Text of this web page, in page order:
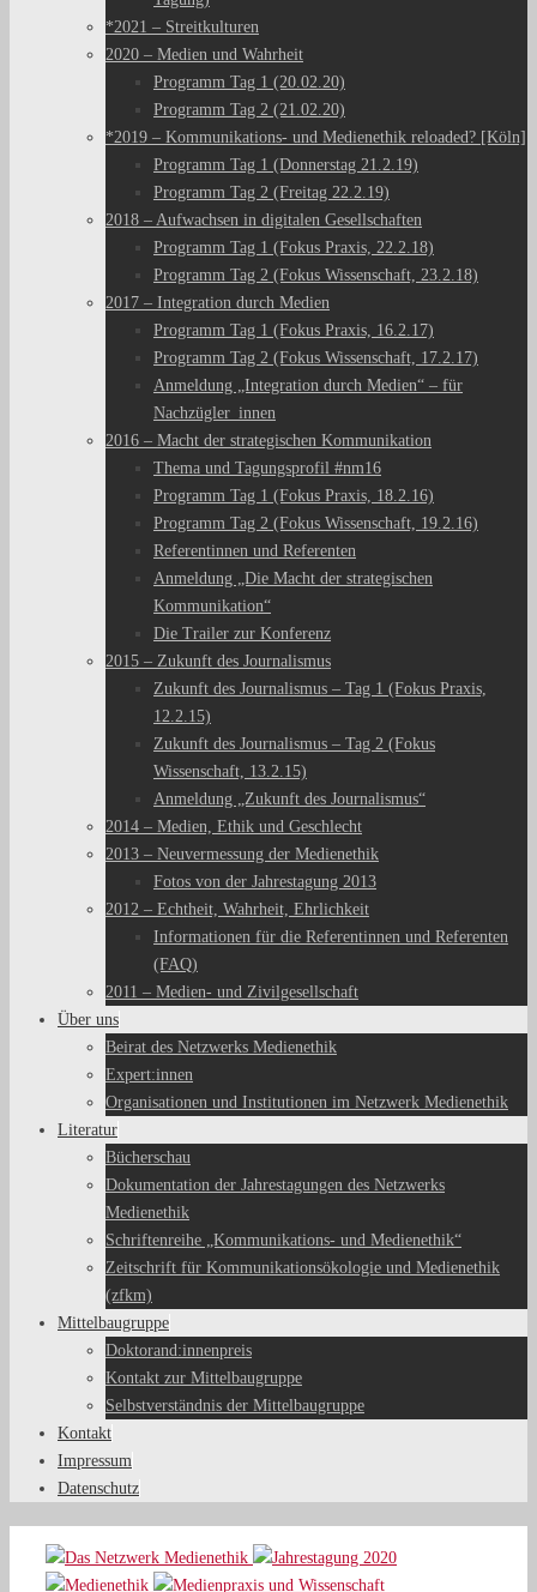
*2021 – Streitkulturen
2020 – Medien und Wahrheit
Programm Tag 1 (20.02.20)
Programm Tag 2 (21.02.20)
*2019 – Kommunikations- und Medienethik reloaded? [Köln]
Programm Tag 1 (Donnerstag 21.2.19)
Programm Tag 2 (Freitag 22.2.19)
2018 – Aufwachsen in digitalen Gesellschaften
Programm Tag 1 (Fokus Praxis, 22.2.18)
Programm Tag 2 (Fokus Wissenschaft, 23.2.18)
2017 – Integration durch Medien
Programm Tag 1 (Fokus Praxis, 16.2.17)
Programm Tag 2 (Fokus Wissenschaft, 17.2.17)
Anmeldung „Integration durch Medien“ – für
Nachzügler_innen
2016 – Macht der strategischen Kommunikation
Thema und Tagungsprofil #nm16
Programm Tag 1 (Fokus Praxis, 18.2.16)
Programm Tag 2 (Fokus Wissenschaft, 19.2.16)
Referentinnen und Referenten
Anmeldung „Die Macht der strategischen
Kommunikation“
Die Trailer zur Konferenz
2015 – Zukunft des Journalismus
Zukunft des Journalismus – Tag 1 (Fokus Praxis,
12.2.15)
Zukunft des Journalismus – Tag 2 (Fokus
Wissenschaft, 13.2.15)
Anmeldung „Zukunft des Journalismus“
2014 – Medien, Ethik und Geschlecht
2013 – Neuvermessung der Medienethik
Fotos von der Jahrestagung 2013
2012 – Echtheit, Wahrheit, Ehrlichkeit
Informationen für die Referentinnen und Referenten
(FAQ)
2011 – Medien- und Zivilgesellschaft
Über uns
Beirat des Netzwerks Medienethik
Expert:innen
Organisationen und Institutionen im Netzwerk Medienethik
Literatur
Bücherschau
Dokumentation der Jahrestagungen des Netzwerks
Medienethik
Schriftenreihe „Kommunikations- und Medienethik“
Zeitschrift für Kommunikationsökologie und Medienethik
(zfkm)
Mittelbaugruppe
Doktorand:innenpreis
Kontakt zur Mittelbaugruppe
Selbstverständnis der Mittelbaugruppe
Kontakt
Impressum
Datenschutz